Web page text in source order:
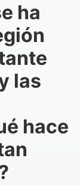
ha
las
hace